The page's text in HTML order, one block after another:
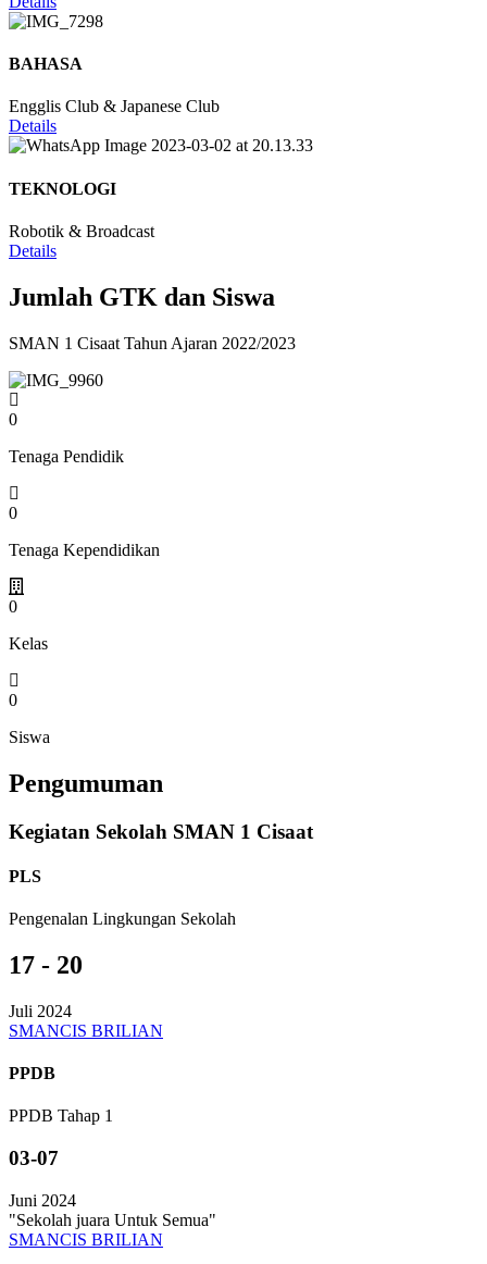
BAHASA
Engglis Club & Japanese Club
Details
TEKNOLOGI
Robotik & Broadcast
Details
Jumlah GTK dan Siswa
SMAN 1 Cisaat Tahun Ajaran 2022/2023
0
Tenaga Pendidik
0
Tenaga Kependidikan
0
Kelas
0
Siswa
Pengumuman
Kegiatan Sekolah SMAN 1 Cisaat
PLS
Pengenalan Lingkungan Sekolah
17 - 20
Juli 2024
SMANCIS BRILIAN
PPDB
PPDB Tahap 1
03-07
Juni 2024
"Sekolah juara Untuk Semua"
SMANCIS BRILIAN